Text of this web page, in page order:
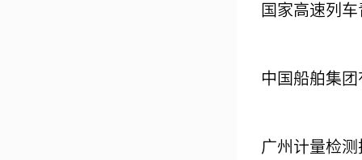
国家高速列
中国船舶集
广州计量检